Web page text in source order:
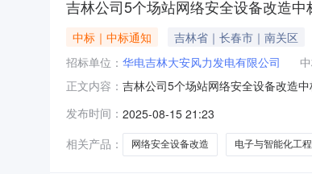
吉林公司5个场站网络安全设备改造中
中标｜中标通知 吉林省｜长春市｜南关区
招标单位： 华电吉林大安风力发电有限公司
正文内容： 吉林公司5个场站网络安全设备改造
报价：164.880000万元，质量：满足
D237013548，到
发布时间： 2025-08-15 21:23
相关产品：
网络安全设备改造 电子与智能化工